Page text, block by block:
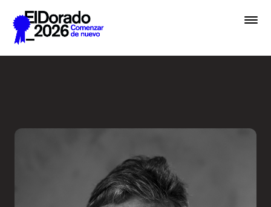
Saltar al contenido principal